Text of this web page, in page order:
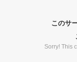
このサ
Sorry! This